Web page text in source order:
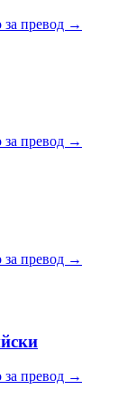
за превод →
за превод →
за превод →
за превод →